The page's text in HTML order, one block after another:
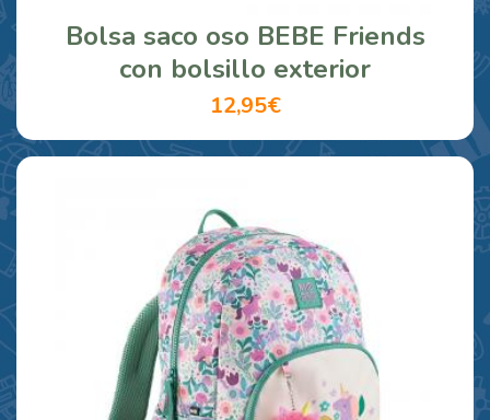
Bolsa saco oso BEBE Friends
con bolsillo exterior
12,95€